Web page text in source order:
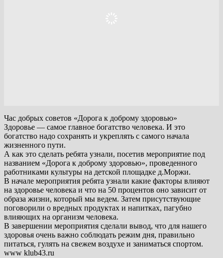
Час добрых советов «Дорога к доброму здоровью»
Здоровье — самое главное богатство человека. И это
богатство надо сохранять и укреплять с самого начала
жизненного пути.
А как это сделать ребята узнали, посетив мероприятие под
названием «Дорога к доброму здоровью», проведенного
работниками культуры на детской площадке д.Моржи.
В начале мероприятия ребята узнали какие факторы влияют
на здоровье человека и что на 50 процентов оно зависит от
образа жизни, который мы ведем. Затем присутствующие
поговорили о вредных продуктах и напитках, пагубно
влияющих на организм человека.
В завершении мероприятия сделали вывод, что для нашего
здоровья очень важно соблюдать режим дня, правильно
питаться, гулять на свежем воздухе и заниматься спортом.
www klub43.ru